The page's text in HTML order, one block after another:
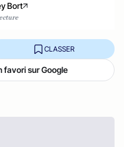
Bort
CLASSER
favori sur Google